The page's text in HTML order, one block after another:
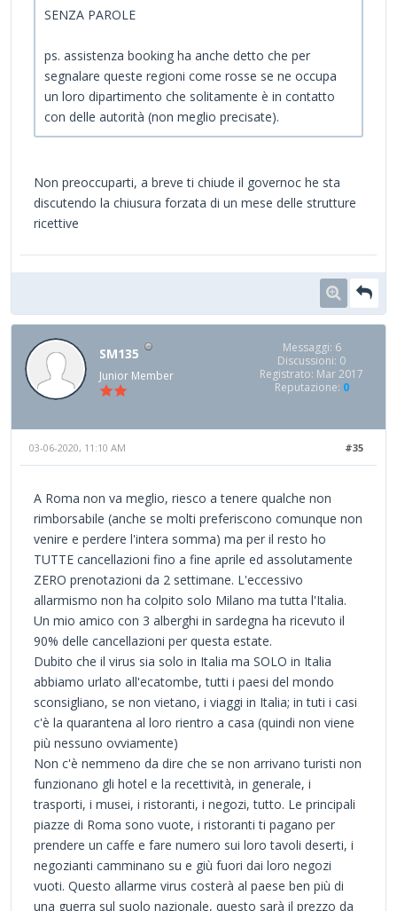
SENZA PAROLE
ps. assistenza booking ha anche detto che per
segnalare queste regioni come rosse se ne occupa
un loro dipartimento che solitamente è in contatto
con delle autorità (non meglio precisate).
Non preoccuparti, a breve ti chiude il governoc he sta
discutendo la chiusura forzata di un mese delle strutture
ricettive
SM135
Junior Member
Messaggi: 6
Discussioni: 0
Registrato: Mar 2017
Reputazione: 0
#35
03-06-2020, 11:10 AM
A Roma non va meglio, riesco a tenere qualche non
rimborsabile (anche se molti preferiscono comunque non
venire e perdere l'intera somma) ma per il resto ho
TUTTE cancellazioni fino a fine aprile ed assolutamente
ZERO prenotazioni da 2 settimane. L'eccessivo
allarmismo non ha colpito solo Milano ma tutta l'Italia.
Un mio amico con 3 alberghi in sardegna ha ricevuto il
90% delle cancellazioni per questa estate.
Dubito che il virus sia solo in Italia ma SOLO in Italia
abbiamo urlato all'ecatombe, tutti i paesi del mondo
sconsigliano, se non vietano, i viaggi in Italia; in tuti i casi
c'è la quarantena al loro rientro a casa (quindi non viene
più nessuno ovviamente)
Non c'è nemmeno da dire che se non arrivano turisti non
funzionano gli hotel e la recettività, in generale, i
trasporti, i musei, i ristoranti, i negozi, tutto. Le principali
piazze di Roma sono vuote, i ristoranti ti pagano per
prendere un caffe e fare numero sui loro tavoli deserti, i
negozianti camminano su e giù fuori dai loro negozi
vuoti. Questo allarme virus costerà al paese ben più di
una guerra sul suolo nazionale, questo sarà il prezzo da